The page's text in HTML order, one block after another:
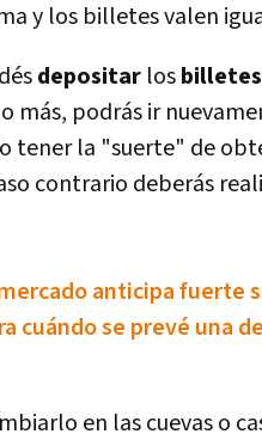
y los billetes valen
depositar losbilletes
más, podrás ir
tener la "suerte" de
contrario deberás
anticipa fuerte
cuándo se prevé una
en las cuevas o